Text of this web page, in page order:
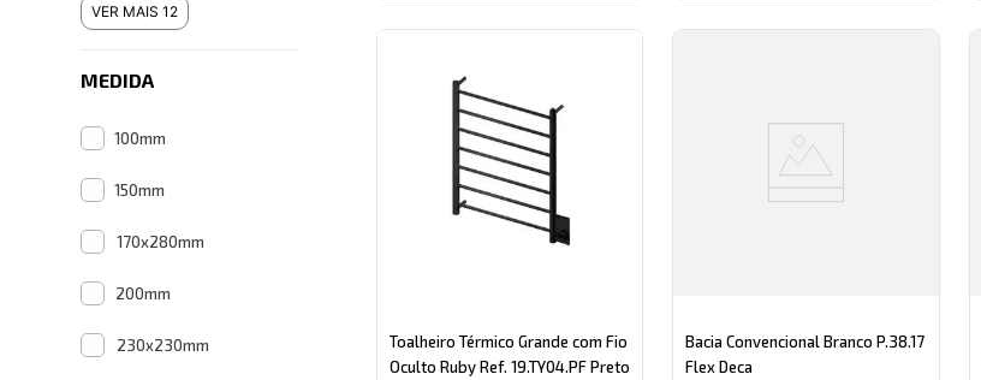
VER MAIS 12
MEDIDA
100mm
150mm
170x280mm
200mm
230x230mm
Toalheiro Térmico Grande com Fio
Oculto Ruby Ref. 19.TY04.PF Preto
Bacia Convencional Branco P.38.17
Flex Deca